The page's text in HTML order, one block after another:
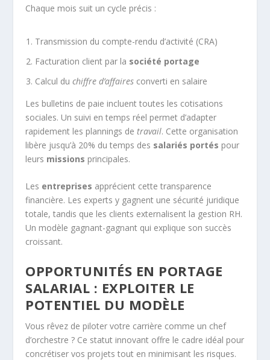
Chaque mois suit un cycle précis :
Transmission du compte-rendu d’activité (CRA)
Facturation client par la société portage
Calcul duchiffre d’affaires converti en salaire
Les bulletins de paie incluent toutes les cotisations
sociales. Un suivi en temps réel permet d’adapter
rapidement les plannings detravail. Cette organisation
libère jusqu’à 20% du temps des salariés portés pour
leurs missions principales.
Les entreprises apprécient cette transparence
financière. Les experts y gagnent une sécurité juridique
totale, tandis que les clients externalisent la gestion RH.
Un modèle gagnant-gagnant qui explique son succès
croissant.
OPPORTUNITÉS EN PORTAGE
SALARIAL : EXPLOITER LE
POTENTIEL DU MODÈLE
Vous rêvez de piloter votre carrière comme un chef
d’orchestre ? Ce statut innovant offre le cadre idéal pour
concrétiser vos projets tout en minimisant les risques.